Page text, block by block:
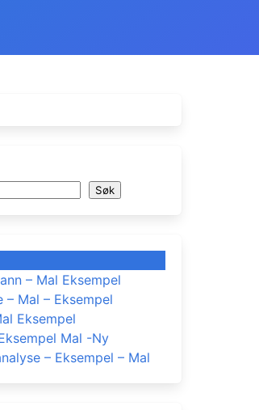
Søk
– Mal Eksempel
Mal – Eksempel
Eksempel
Mal -Ny
– Eksempel – Mal